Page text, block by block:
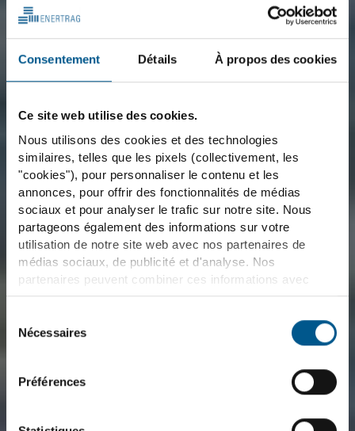
Consentement Détails À propos des cookies
Ce site web utilise des cookies.
Nous utilisons des cookies et des technologies
similaires, telles que les pixels (collectivement, les
"cookies"), pour personnaliser le contenu et les
annonces, pour offrir des fonctionnalités de médias
sociaux et pour analyser le trafic sur notre site. Nous
partageons également des informations sur votre
utilisation de notre site web avec nos partenaires de
médias sociaux, de publicité et d'analyse. Nos
partenaires peuvent combiner ces informations avec
d'autres données que vous leur avez fournies ou qu'ils
services. Nous tenons compte à cet égard de vos
préférences et ne traitons les données à des fins de
marketing, de statistiques et de préférences que si vous
nous donnez votre consentement. Vous pouvez révoquer
Nécessaires
Préférences